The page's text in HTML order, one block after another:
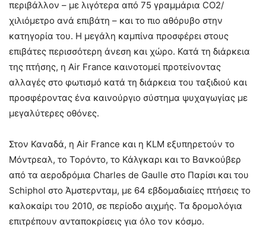
περιβάλλον – με λιγότερα από 75 γραμμάρια CO2/
χιλιόμετρο ανά επιβάτη – και το πιο αθόρυβο στην
κατηγορία του. Η μεγάλη καμπίνα προσφέρει στους
επιβάτες περισσότερη άνεση και χώρο. Κατά τη διάρκεια
της πτήσης, η Air France καινοτομεί προτείνοντας
αλλαγές στο φωτισμό κατά τη διάρκεια του ταξιδιού και
προσφέροντας ένα καινούργιο σύστημα ψυχαγωγίας με
μεγαλύτερες οθόνες.
Στον Καναδά, η Air France και η KLM εξυπηρετούν το
Μόντρεαλ, το Τορόντο, το Κάλγκαρι και το Βανκούβερ
από τα αεροδρόμια Charles de Gaulle στο Παρίσι και του
Schiphol στο Άμστερνταμ, με 64 εβδομαδιαίες πτήσεις το
καλοκαίρι του 2010, σε περίοδο αιχμής. Τα δρομολόγια
επιτρέπουν ανταποκρίσεις για όλο τον κόσμο.